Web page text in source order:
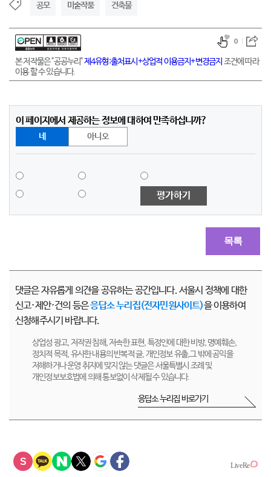
공모 미술작품 건축물
본 저작물은 "공공누리"제4유형:출처표시+상업적 이용금지+변경금지 조건에 따라
이용 할 수 있습니다.
0
이 페이지에서 제공하는 정보에 대하여 만족하십니까?
네 아니오
평가하기
목록
댓글은 자유롭게 의견을 공유하는 공간입니다. 서울시 정책에 대한
신고·제안·건의 등은응답소 누리집(전자민원사이트)을 이용하여
신청해주시기 바랍니다.
상업성 광고, 저작권 침해, 저속한 표현, 특정인에 대한 비방, 명예훼손,
정치적 목적, 유사한 내용의 반복적 글, 개인정보 유출,그 밖에 공익을
저해하거나 운영 취지에 맞지 않는 댓글은 서울특별시 조례 및
개인정보보호법에 의해 통보없이 삭제될 수 있습니다.
응답소 누리집 바로가기